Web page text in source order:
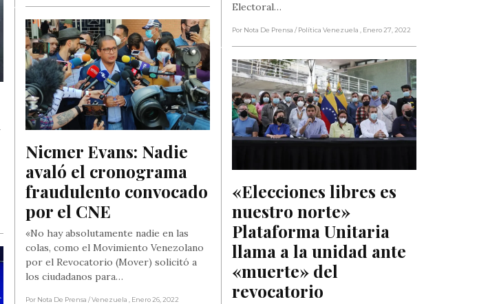
Electoral…
Por Nota De Prensa / Política Venezuela , Enero 27, 2022
Nicmer Evans: Nadie
avaló el cronograma
fraudulento convocado
por el CNE
«No hay absolutamente nadie en las
colas, como el Movimiento Venezolano
por el Revocatorio (Mover) solicitó a
los ciudadanos para…
Por Nota De Prensa / Venezuela , Enero 26, 2022
«Elecciones libres es
nuestro norte»
Plataforma Unitaria
llama a la unidad ante
«muerte» del
revocatorio